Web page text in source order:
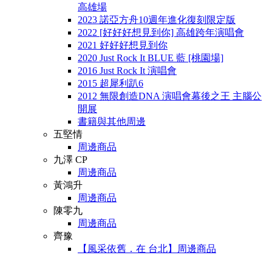
高雄場
2023 諾亞方舟10週年進化復刻限定版
2022 [好好好想見到你] 高雄跨年演唱會
2021 好好好想見到你
2020 Just Rock It BLUE 藍 [桃園場]
2016 Just Rock It 演唱會
2015 超犀利趴6
2012 無限創造DNA 演唱會幕後之王 主腦公
開展
書籍與其他周邊
五堅情
周邊商品
九澤 CP
周邊商品
黃鴻升
周邊商品
陳零九
周邊商品
齊豫
【風采依舊．在 台北】周邊商品